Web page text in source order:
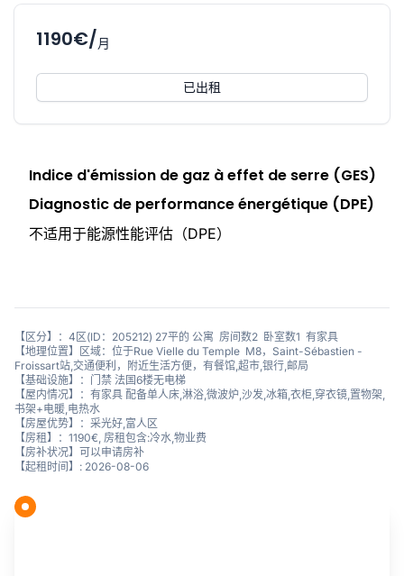
1190€/月
已出租
Indice d'émission de gaz à effet de serre (GES)
Diagnostic de performance énergétique (DPE)
不适用于能源性能评估（DPE）
【区分】：4区(ID：205212) 27平的 公寓 房间数2 卧室数1 有家具
【地理位置】区域：位于Rue Vielle du Temple M8，Saint-Sébastien -
Froissart站,交通便利，附近生活方便，有餐馆,超市,银行,邮局
【基础设施】：门禁 法国6楼无电梯
【屋内情况】：有家具 配备单人床,淋浴,微波炉,沙发,冰箱,衣柜,穿衣镜,置物架,
书架+电暖,电热水
【房屋优势】：采光好,富人区
【房租】：1190€, 房租包含:冷水,物业费
【房补状况】可以申请房补
【起租时间】: 2026-08-06